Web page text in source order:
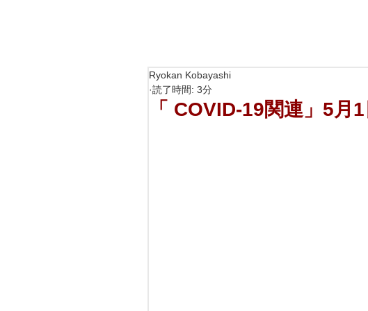
「 COVID-19関連」5月
Ryokan Kobayashi
読了時間: 3分